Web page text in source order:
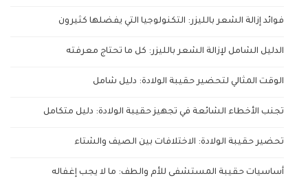
فوائد إزالة الشعر بالليزر: التكنولوجيا التي يفضلها كثيرون
الدليل الشامل لإزالة الشعر بالليزر: كل ما تحتاج معرفته
الوقت المثالي لتحضير حقيبة الولادة: دليل شامل
تجنب الأخطاء الشائعة في تجهيز حقيبة الولادة: دليل متكامل
تحضير حقيبة الولادة: الاختلافات بين الصيف والشتاء
أساسيات حقيبة المستشفى للأم والطف: ما لا يجب إغفاله